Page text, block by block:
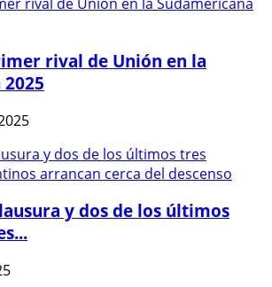
rival de Unión en la
y dos de los últimos